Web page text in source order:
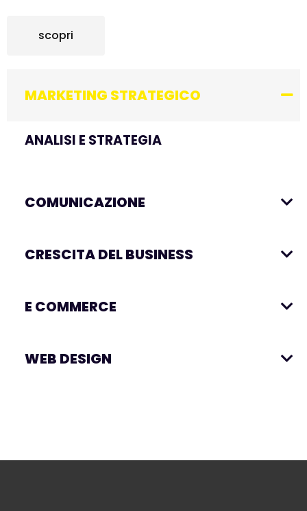
scopri
MARKETING STRATEGICO
ANALISI E STRATEGIA
COMUNICAZIONE
CRESCITA DEL BUSINESS
E COMMERCE
WEB DESIGN